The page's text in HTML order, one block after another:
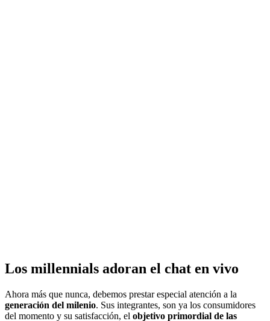
Los millennials adoran el chat en vivo
Ahora más que nunca, debemos prestar especial atención a la
generación del milenio. Sus integrantes, son ya los consumidores
del momento y su satisfacción, el objetivo primordial de las